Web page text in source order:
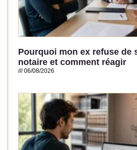
Pourquoi mon ex refuse de
notaire et comment réagir
06/08/2026